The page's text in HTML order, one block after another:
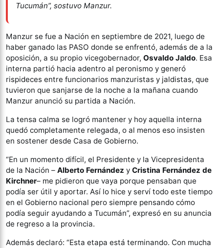
Tucumán”, sostuvo Manzur.
Manzur se fue a Nación en septiembre de 2021, luego de
haber ganado las PASO donde se enfrentó, además de a la
oposición, a su propio vicegobernador, Osvaldo Jaldo. Esa
interna partió hacia adentro al peronismo y generó
rispideces entre funcionarios manzuristas y jaldistas, que
tuvieron que sanjarse de la noche a la mañana cuando
Manzur anunció su partida a Nación.
La tensa calma se logró mantener y hoy aquella interna
quedó completamente relegada, o al menos eso insisten
en sostener desde Casa de Gobierno.
“En un momento difícil, el Presidente y la Vicepresidenta
de la Nación – Alberto Fernández y Cristina Fernández de
Kirchner– me pidieron que vaya porque pensaban que
podía ser útil y aportar. Así lo hice y serví todo este tiempo
en el Gobierno nacional pero siempre pensando cómo
podía seguir ayudando a Tucumán”, expresó en su anuncia
de regreso a la provincia.
Además declaró: “Esta etapa está terminando. Con mucha